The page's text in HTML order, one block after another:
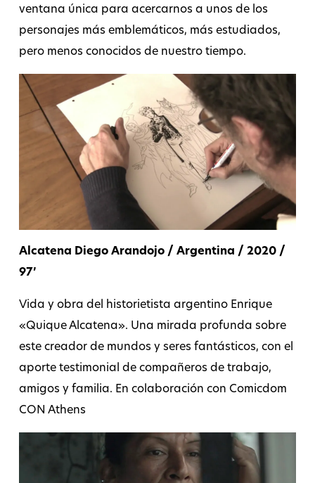
ventana única para acercarnos a unos de los
personajes más emblemáticos, más estudiados,
pero menos conocidos de nuestro tiempo.
Alcatena Diego Arandojo / Argentina / 2020 /
97’
Vida y obra del historietista argentino Enrique
«Quique Alcatena». Una mirada profunda sobre
este creador de mundos y seres fantásticos, con el
aporte testimonial de compañeros de trabajo,
amigos y familia. En colaboración con Comicdom
CON Athens